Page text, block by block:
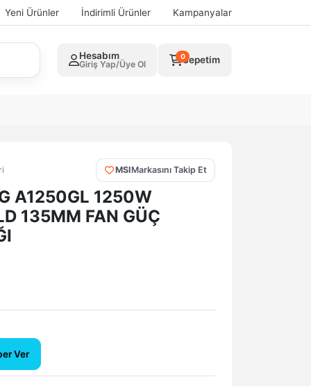
Yeni Ürünler İndirimli Ürünler Kampanyalar
Hesabım
Giriş Yap/Üye Ol Sepetim
0
MSIMarkasını Takip Et
A1250GL 1250W
135MM FAN GÜÇ
Ver